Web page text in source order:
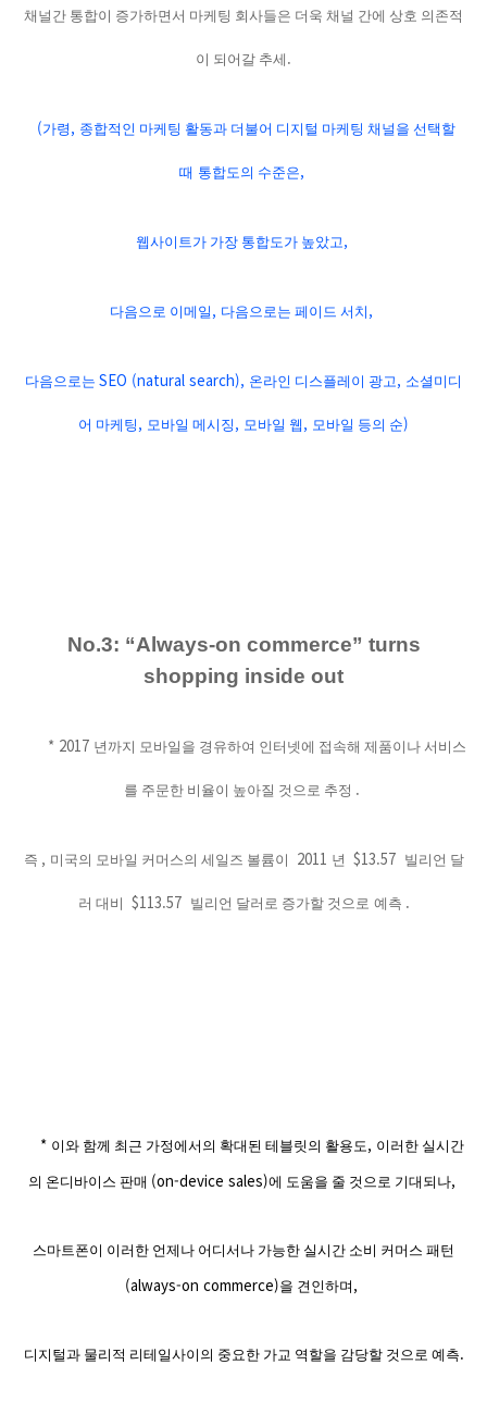
채널간 통합이 증가하면서 마케팅 회사들은 더욱 채널 간에 상호 의존적
이 되어갈 추세 .
(가령 , 종합적인 마케팅 활동과 더불어 디지털 마케팅 채널을 선택할
때 통합도의 수준은,
웹사이트가 가장 통합도가 높았고 ,
다음으로 이메일 , 다음으로는 페이드 서치 ,
다음으로는 SEO (natural search), 온라인 디스플레이 광고 , 소셜미디
어 마케팅 , 모바일 메시징 , 모바일 웹 , 모바일 등의 순)
No.3: “Always-on commerce” turns
shopping inside out
* 2017 년까지 모바일을 경유하여 인터넷에 접속해 제품이나 서비스
를 주문한 비율이 높아질 것으로 추정 .
즉 , 미국의 모바일 커머스의 세일즈 볼륨이 2011 년 $13.57 빌리언 달
러 대비 $113.57 빌리언 달러로 증가할 것으로 예측 .
* 이와 함께 최근 가정에서의 확대된 테블릿의 활용도 , 이러한 실시간
의 온디바이스 판매 (on-device sales)에 도움을 줄 것으로 기대되나,
스마트폰이 이러한 언제나 어디서나 가능한 실시간 소비 커머스 패턴
(always-on commerce)을 견인하며 ,
디지털과 물리적 리테일사이의 중요한 가교 역할을 감당할 것으로 예측.